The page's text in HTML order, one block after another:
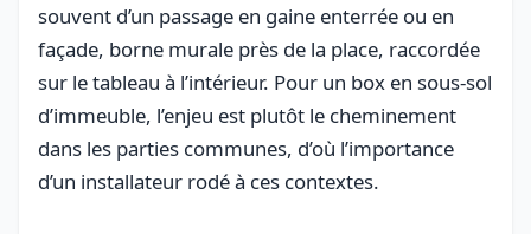
souvent d’un passage en gaine enterrée ou en
façade, borne murale près de la place, raccordée
sur le tableau à l’intérieur. Pour un box en sous-sol
d’immeuble, l’enjeu est plutôt le cheminement
dans les parties communes, d’où l’importance
d’un installateur rodé à ces contextes.